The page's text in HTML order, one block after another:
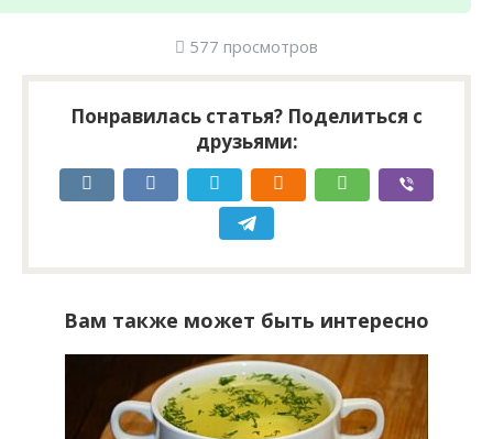
577 просмотров
Понравилась статья? Поделиться с
друзьями:
Вам также может быть интересно